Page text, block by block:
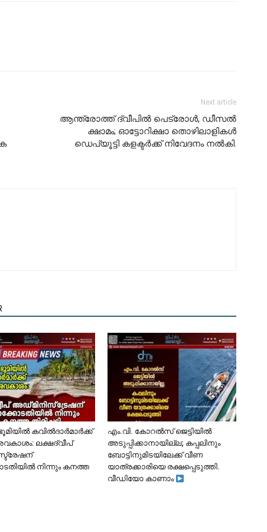
Next article
ആന്ത്രോത്ത് ദ്വീപിൽ പെട്രോൾ, ഡീസൽ
ക്ഷാമം; ഓട്ടോറിക്ഷാ തൊഴിലാളികൾ
ഡെപ്യൂട്ടി കളക്ടർക്ക് നിവേദനം നൽകി.
കവിൽദാർമാർക്ക്
ലക്ഷദ്വീപ്
നിന്നും കനത്ത
​എം.വി. കോറൽസ് ജെട്ടിയിൽ
അടുപ്പിക്കാനായില്ല; കപ്പലിനും
ബോട്ടിനുമിടയിലേക്ക് വീണ
യാത്രക്കാരിയെ രക്ഷപ്പെടുത്തി.
വീഡിയോ കാണാം